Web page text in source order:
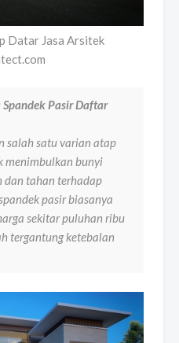
Datar Jasa Arsitek
Pasir Daftar
salah satu varian atap
menimbulkan bunyi
dan tahan terhadap
pasir biasanya
sekitar puluhan ribu
tergantung ketebalan